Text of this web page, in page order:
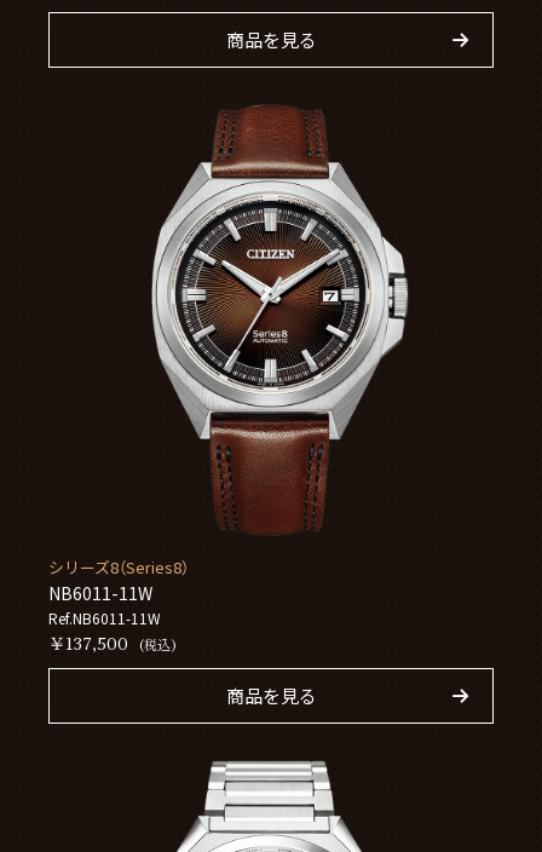
商品を見る
シリーズ8（Series8）
NB6011-11W
Ref.NB6011-11W
￥137,500 (税込)
商品を見る